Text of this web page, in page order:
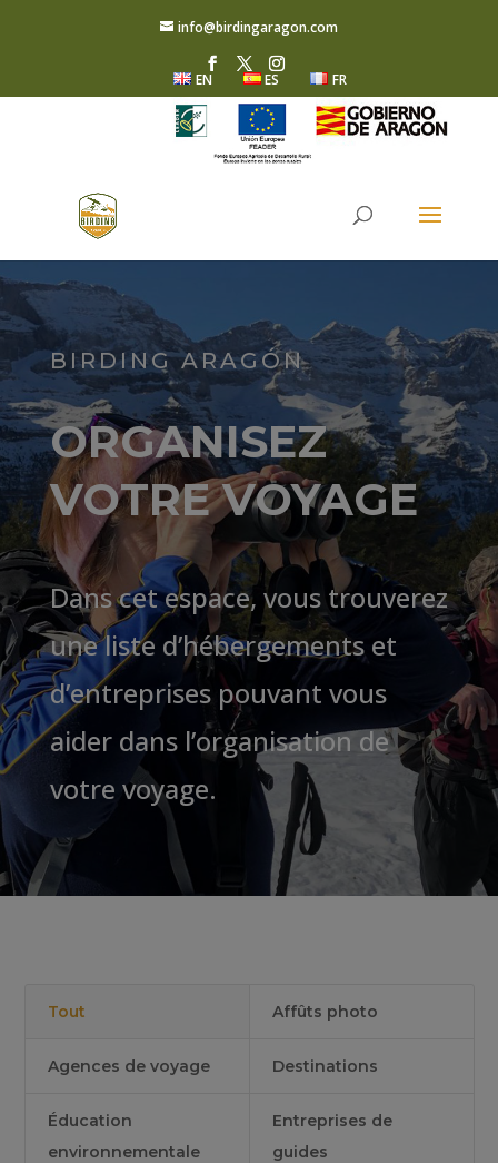
info@birdingaragon.com
EN ES FR
BIRDING ARAGÓN
ORGANISEZ
VOTRE VOYAGE
Dans cet espace, vous trouverez
une liste d’hébergements et
d’entreprises pouvant vous
aider dans l’organisation de
votre voyage.
Tout Affûts photo
Agences de voyage Destinations
Éducation
environnementale
Entreprises de
guides